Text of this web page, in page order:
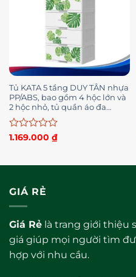
Tủ KATA 5 tầng DUY TÂN nhựa
PP/ABS, bao gồm 4 hộc lớn và
2 hộc nhỏ, tủ quần áo đa
năng, tiện lợi
Được
0
1.169.000 ₫
GIÁ RẺ
Giá Rẻ là trang giới thiệu
giá giúp mọi người tìm
hợp với nhu cầu.